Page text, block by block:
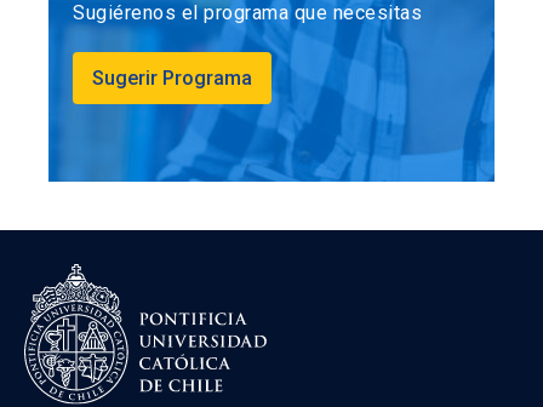
Sugiérenos el programa que necesitas
Sugerir Programa